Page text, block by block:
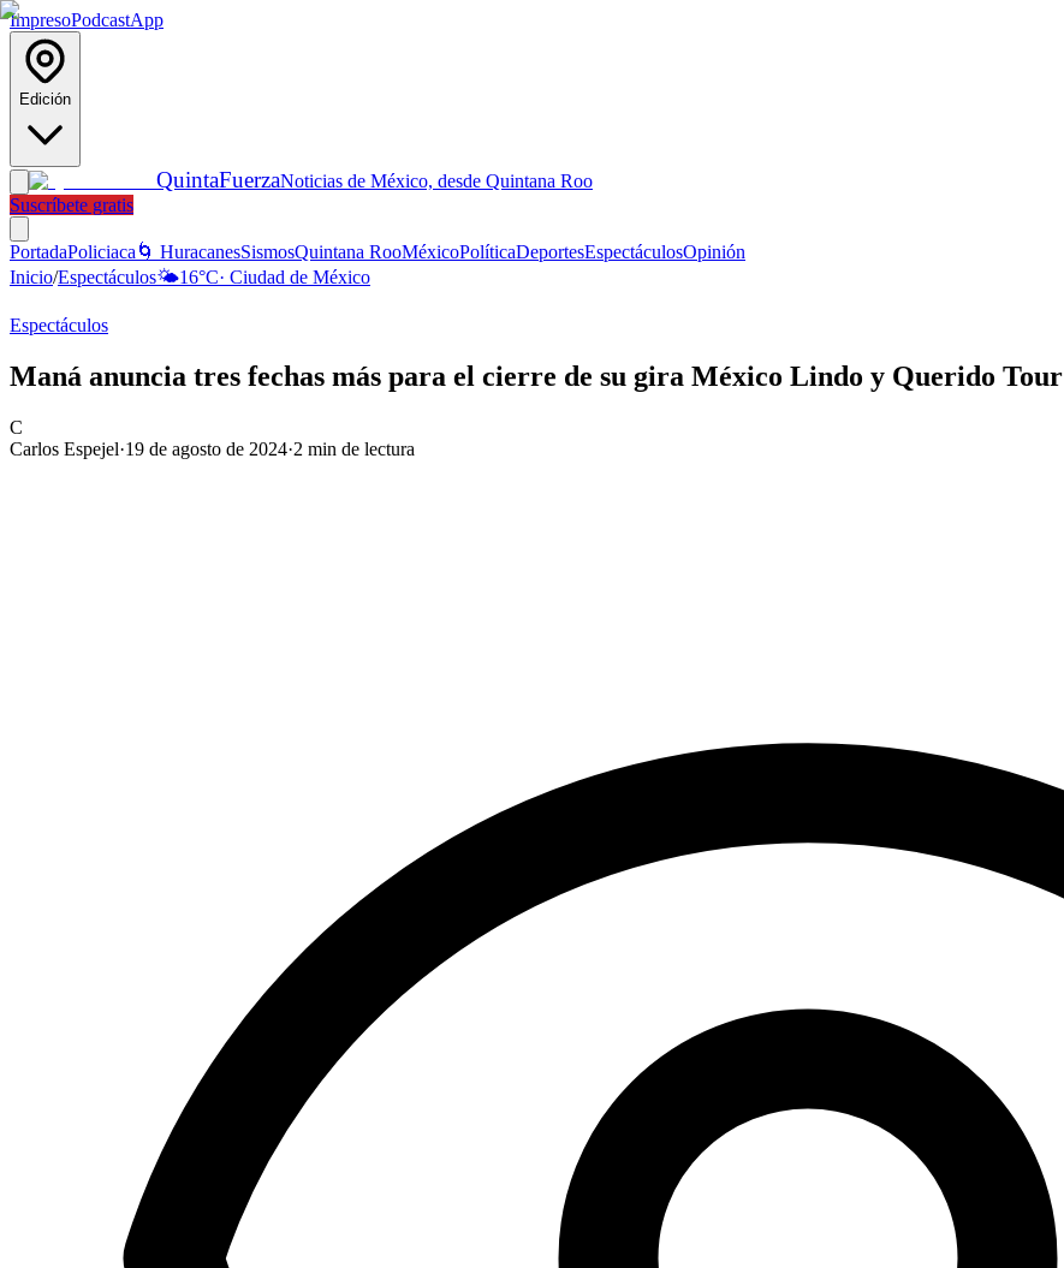
ImpresoPodcastApp
Edición
QuintaFuerzaNoticias de México, desde Quintana Roo
Suscríbete gratis
PortadaPoliciaca 🌀 HuracanesSismosQuintana RooMéxicoPolíticaDeportesEspectáculosOpinión
Inicio/Espectáculos🌤️16°C· Ciudad de México
Espectáculos
Maná anuncia tres fechas más para el cierre de su gira México Lindo y Querido Tour
C
Carlos Espejel·19 de agosto de 2024·2 min de lectura